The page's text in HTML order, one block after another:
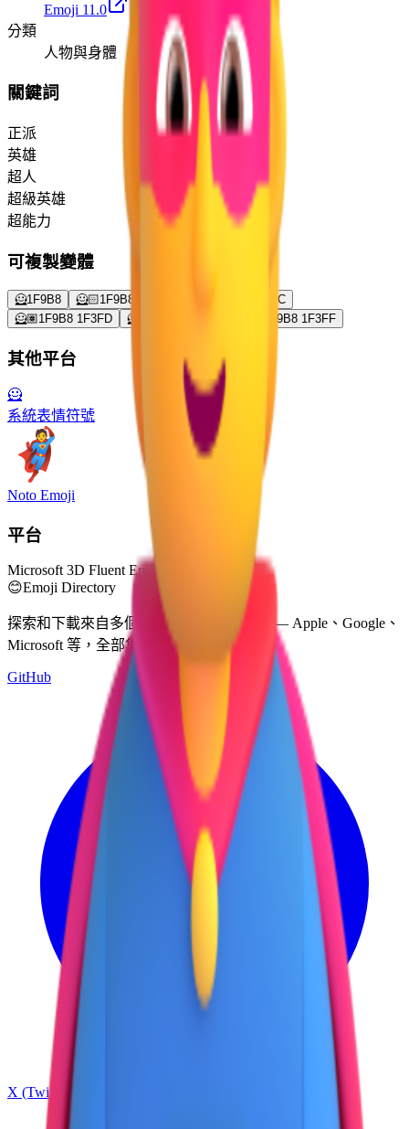
Emoji 11.0
分類
人物與身體
關鍵詞
正派
英雄
超人
超級英雄
超能力
可複製變體
🦸1F9B8 🦸🏻1F9B8 1F3FB
1F9B8 1F3FC
🦸🏽1F9B8 1F3FD 🦸🏾 1F9B8 1F3FF
其他平台
🦸
系統表情符號
Noto Emoji
平台
Microsoft 3D Fluent Emoji
😊Emoji Directory
探索和下載來自多個設計系統的表情符號 — Apple、Google、
Microsoft 等，全部集中在一個地方。
GitHub
X (Twitter)